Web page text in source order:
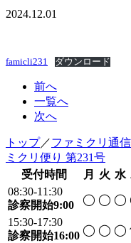
2024.12.01
famicli231 ダウンロード
前へ
一覧へ
次へ
トップ／ファミクリ通信
ミクリ便り 第231号
受付時間
月 火 水
08:30-11:30
診察開始9:00
◯ ◯ ◯
15:30-17:30
診察開始16:00 ◯ ◯ ◯